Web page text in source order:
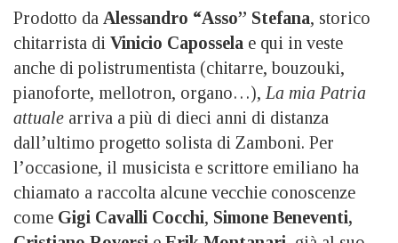
Prodotto da Alessandro “Asso” Stefana, storico
chitarrista di Vinicio Capossela e qui in veste
anche di polistrumentista (chitarre, bouzouki,
pianoforte, mellotron, organo…), La mia Patria
attuale arriva a più di dieci anni di distanza
dall’ultimo progetto solista di Zamboni. Per
l’occasione, il musicista e scrittore emiliano ha
chiamato a raccolta alcune vecchie conoscenze
come Gigi Cavalli Cocchi, Simone Beneventi,